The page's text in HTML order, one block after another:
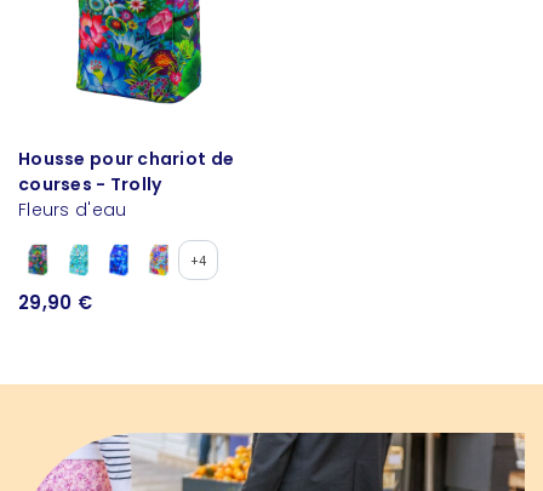
Housse pour chariot de
courses - Trolly
Fleurs d'eau
+4
29,90 €